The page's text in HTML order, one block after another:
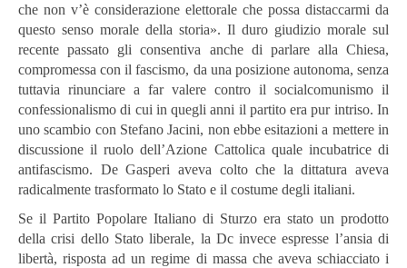
che non v’è considerazione elettorale che possa distaccarmi da
questo senso morale della storia». Il duro giudizio morale sul
recente passato gli consentiva anche di parlare alla Chiesa,
compromessa con il fascismo, da una posizione autonoma, senza
tuttavia rinunciare a far valere contro il socialcomunismo il
confessionalismo di cui in quegli anni il partito era pur intriso. In
uno scambio con Stefano Jacini, non ebbe esitazioni a mettere in
discussione il ruolo dell’Azione Cattolica quale incubatrice di
antifascismo. De Gasperi aveva colto che la dittatura aveva
radicalmente trasformato lo Stato e il costume degli italiani.
Se il Partito Popolare Italiano di Sturzo era stato un prodotto
della crisi dello Stato liberale, la Dc invece espresse l’ansia di
libertà, risposta ad un regime di massa che aveva schiacciato i